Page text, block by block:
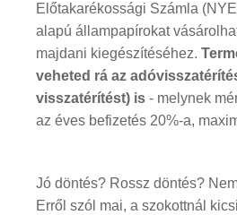
Előtakarékossági Számla
alapú állampapírokat
majdani kiegészítéséhez.
veheted rá az
visszatérítést) is - melynek
az éves befizetés 20%-a,
Jó döntés? Rossz döntés?
Erről szól mai, a szokottnál